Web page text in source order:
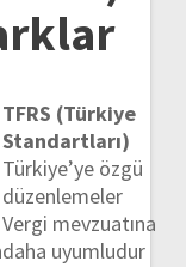
TFRS (Türkiye
Standartları)
Türkiye’ye özgü
düzenlemeler
Vergi mevzuatına
daha uyumludur